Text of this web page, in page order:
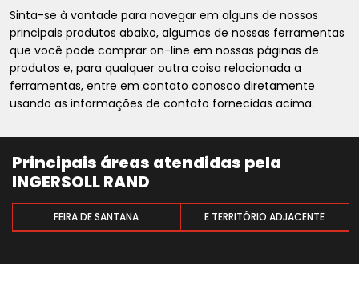
Sinta-se à vontade para navegar em alguns de nossos
principais produtos abaixo, algumas de nossas ferramentas
que você pode comprar on-line em nossas páginas de
produtos e, para qualquer outra coisa relacionada a
ferramentas, entre em contato conosco diretamente
usando as informações de contato fornecidas acima.
Principais áreas atendidas pela
INGERSOLL RAND
FEIRA DE SANTANA E TERRITÓRIO ADJACENTE